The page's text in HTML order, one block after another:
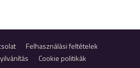
Felhasználási feltételek
Cookie politikák